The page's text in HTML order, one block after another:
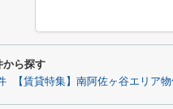
から探す
【賃貸特集】南阿佐ヶ谷エリア